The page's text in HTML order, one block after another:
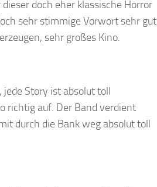
doch eher klassische Horror
sehr stimmige Vorwort sehr gut
sehr großes Kino.
Story ist absolut toll
richtig auf. Der Band verdient
durch die Bank weg absolut toll